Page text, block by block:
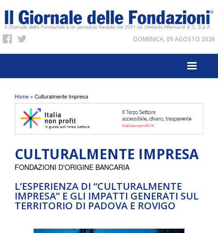
DOMENICA, 09 AGOSTO 2026
Tu sei qui
Home » Culturalmente Impresa
CULTURALMENTE IMPRESA
L’ESPERIENZA DI “CULTURALMENTE
IMPRESA” E GLI IMPATTI GENERATI SUL
TERRITORIO DI PADOVA E ROVIGO
FONDAZIONI D'ORIGINE BANCARIA